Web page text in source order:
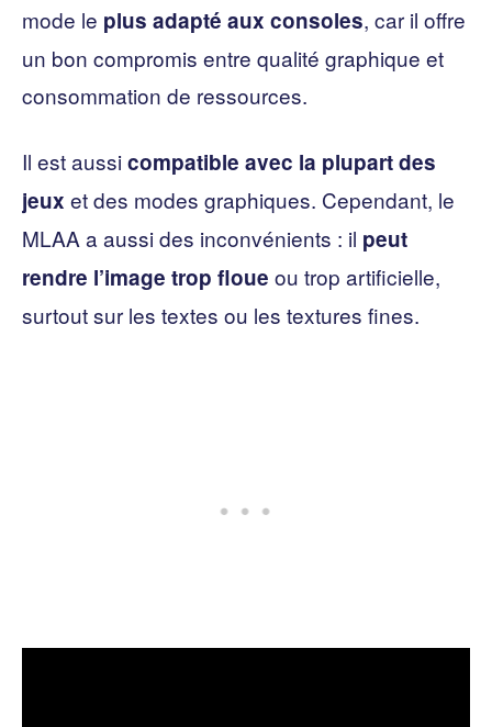
mode le plus adapté aux consoles, car il offre
un bon compromis entre qualité graphique et
consommation de ressources.
Il est aussicompatible avec la plupart des
jeux et des modes graphiques. Cependant, le
MLAA a aussi des inconvénients : il peut
rendre l’image trop floue ou trop artificielle,
surtout sur les textes ou les textures fines.